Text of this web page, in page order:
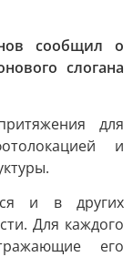
сообщил о
слогана
для
и
и в других
Для каждого
его